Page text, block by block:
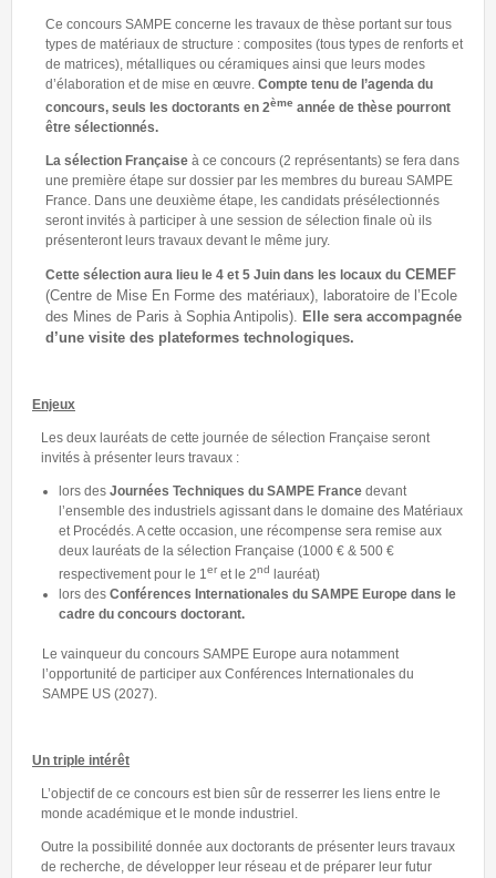
Ce concours SAMPE concerne les travaux de thèse portant sur tous
types de matériaux de structure : composites (tous types de renforts et
de matrices), métalliques ou céramiques ainsi que leurs modes
d’élaboration et de mise en œuvre. Compte tenu de l’agenda du
concours, seuls les doctorants en 2ème année de thèse pourront
être sélectionnés.
La sélection Française à ce concours (2 représentants) se fera dans
une première étape sur dossier par les membres du bureau SAMPE
France. Dans une deuxième étape, les candidats présélectionnés
seront invités à participer à une session de sélection finale où ils
présenteront leurs travaux devant le même jury.
Cette sélection aura lieu le 4 et 5 Juin dans les locaux du CEMEF
(Centre de Mise En Forme des matériaux), laboratoire de l’Ecole
des Mines de Paris à Sophia Antipolis). Elle sera accompagnée
d’une visite des plateformes technologiques.
Enjeux
Les deux lauréats de cette journée de sélection Française seront
invités à présenter leurs travaux :
lors des Journées Techniques du SAMPE France devant
l’ensemble des industriels agissant dans le domaine des Matériaux
et Procédés. A cette occasion, une récompense sera remise aux
deux lauréats de la sélection Française (1000 € & 500 €
respectivement pour le 1 er et le 2nd lauréat)
lors des Conférences Internationales du SAMPE Europe dans le
cadre du concours doctorant.
Le vainqueur du concours SAMPE Europe aura notamment
l’opportunité de participer aux Conférences Internationales du
SAMPE US (2027).
Un triple intérêt
L’objectif de ce concours est bien sûr de resserrer les liens entre le
monde académique et le monde industriel.
Outre la possibilité donnée aux doctorants de présenter leurs travaux
de recherche, de développer leur réseau et de préparer leur futur